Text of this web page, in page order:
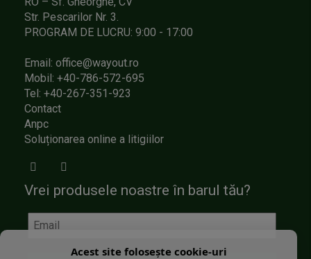
Str. Pescarilor Nr. 3.
PROGRAM DE LUCRU: 9:00 - 17:00
Email: office@wayout.ro
Mobil: +40-786-572-695
Tel: +40-267-351-923
Contact
Anpc
Soluționarea online a litigiilor
Vrei produsele noastre în barul tău?
Acest site folosește cookie-uri